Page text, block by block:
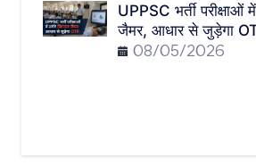
UPPSC भर्ती परीक्षाओं
जैमर, आधार से जुड़ेगा
08/05/2026